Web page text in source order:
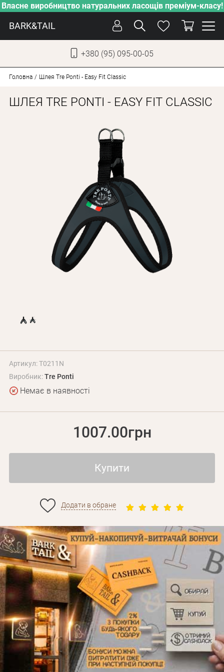
Власне виробництво натуральних ласощів преміум-класу!
BARK&TAIL
+380 (95) 095-00-05
СОБАКИ
ВІД СПЕКИ
ВЛАСНЕ ВИРОБНИЦТВО
НОВИНКИ
АКЦІЇ
БЛОГ
Оплата і доставка
Програма лояльності
Головна Шлея Tre Ponti - Easy Fit Classic
ШЛЕЯ TRE PONTI - EASY FIT CLASSIC
Артикул: T0211N
Виробник:Tre Ponti
Немає в наявності
1007.00грн
Купити
Додати в обране
Забули пароль?
Особисті дані
Вам на пошту буде відправлено лист з посиланням